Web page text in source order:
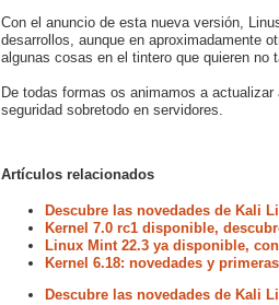
Con el anuncio de esta nueva versión,
desarrollos, aunque en aproximadamente
algunas cosas en el tintero que quieren no
De todas formas os animamos a
seguridad sobretodo en servidores.
Artículos relacionados
Descubre las novedades de Kali
Kernel 7.0 rc1 disponible,
Linux Mint 22.3 ya disponible,
Kernel 6.18: novedades y
Descubre las novedades de Kali